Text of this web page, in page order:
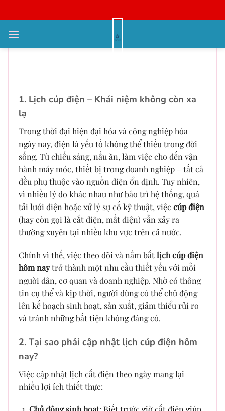
qua
nội
Lịch cúp điện hôm nay – Cập nhật
1. Lịch cúp điện – Khái niệm không còn xa
lạ
Trong thời đại hiện đại hóa và công nghiệp hóa
ngày nay, điện là yếu tố không thể thiếu trong đời
sống. Từ chiếu sáng, nấu ăn, làm việc cho đến vận
hành máy móc, thiết bị trong doanh nghiệp – tất cả
đều phụ thuộc vào nguồn điện ổn định. Tuy nhiên,
vì nhiều lý do khác nhau như bảo trì hệ thống, quá
tải lưới điện hoặc xử lý sự cố kỹ thuật, việc cúp điện
(hay còn gọi là cắt điện, mất điện) vẫn xảy ra
thường xuyên tại nhiều khu vực trên cả nước.
Chính vì thế, việc theo dõi và nắm bắtlịch cúp điện
hôm naytrở thành một nhu cầu thiết yếu với mỗi
người dân, cơ quan và doanh nghiệp. Nhờ có thông
tin cụ thể và kịp thời, người dùng có thể chủ động
lên kế hoạch sinh hoạt, sản xuất, giảm thiểu rủi ro
và tránh những bất tiện không đáng có.
2. Tại sao phải cập nhật lịch cúp điện hôm
nay?
Việc cập nhật lịch cắt điện theo ngày mang lại
nhiều lợi ích thiết thực: